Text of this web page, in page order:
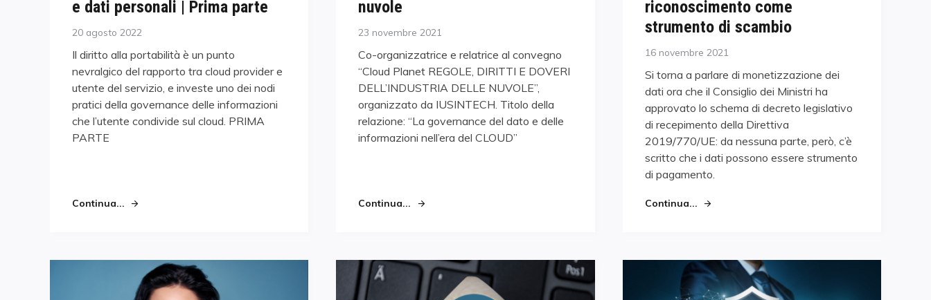
e dati personali | Prima parte
Posted
20 agosto 2022
Il diritto alla portabilità è un punto
nevralgico del rapporto tra cloud provider e
utente del servizio, e investe uno dei nodi
pratici della governance delle informazioni
che l’utente condivide sul cloud. PRIMA
PARTE
Continua...
nuvole
Posted
23 novembre 2021
Co-organizzatrice e relatrice al convegno
“Cloud Planet REGOLE, DIRITTI E DOVERI
DELL’INDUSTRIA DELLE NUVOLE”,
organizzato da IUSINTECH. Titolo della
relazione: “La governance del dato e delle
informazioni nell’era del CLOUD”
Continua...
riconoscimento come
strumento di scambio
Posted
16 novembre 2021
Si torna a parlare di monetizzazione dei
dati ora che il Consiglio dei Ministri ha
approvato lo schema di decreto legislativo
di recepimento della Direttiva
2019/770/UE: da nessuna parte, però, c’è
scritto che i dati possono essere strumento
di pagamento.
Continua...